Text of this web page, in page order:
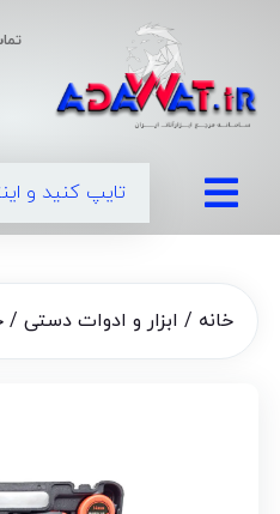
خانه / ابزار و ادوات دستی/